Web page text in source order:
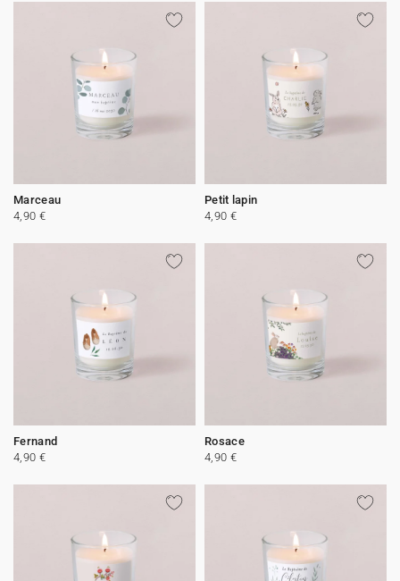
Marceau
4,90 €
Petit lapin
4,90 €
Fernand
4,90 €
Rosace
4,90 €